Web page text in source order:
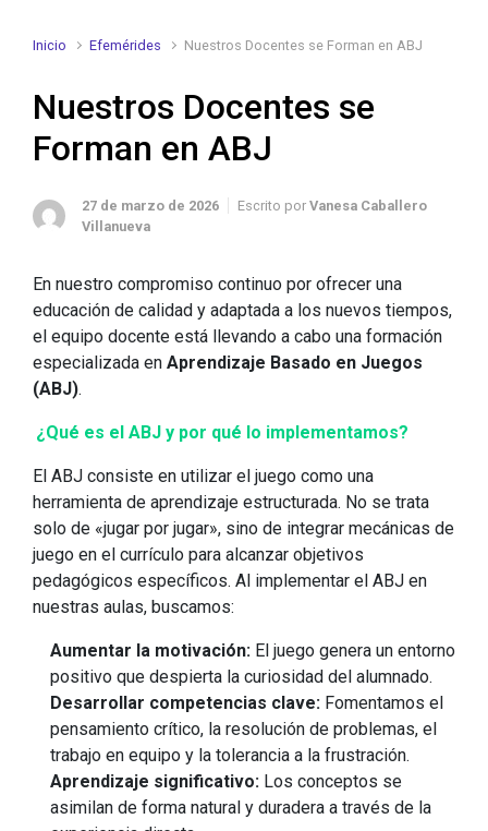
Inicio Efemérides Nuestros Docentes se Forman en ABJ
Nuestros Docentes se
Forman en ABJ
27 de marzo de 2026 Escrito por Vanesa Caballero
Villanueva
En nuestro compromiso continuo por ofrecer una
educación de calidad y adaptada a los nuevos tiempos,
el equipo docente está llevando a cabo una formación
especializada en Aprendizaje Basado en Juegos
(ABJ).
¿Qué es el ABJ y por qué lo implementamos?
El ABJ consiste en utilizar el juego como una
herramienta de aprendizaje estructurada. No se trata
solo de «jugar por jugar», sino de integrar mecánicas de
juego en el currículo para alcanzar objetivos
pedagógicos específicos. Al implementar el ABJ en
nuestras aulas, buscamos:
Aumentar la motivación: El juego genera un entorno
positivo que despierta la curiosidad del alumnado.
Desarrollar competencias clave: Fomentamos el
pensamiento crítico, la resolución de problemas, el
trabajo en equipo y la tolerancia a la frustración.
Aprendizaje significativo: Los conceptos se
asimilan de forma natural y duradera a través de la